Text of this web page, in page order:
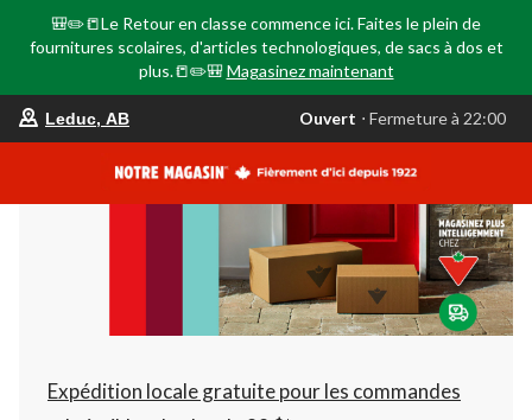
🎒✏️📒Le Retour en classe commence ici. Faites le plein de
fournitures scolaires, d'articles technologiques, de sacs à dos et
plus.📒✏️🎒 Magasinez maintenant
votre
est
AB,
Ouvert,
Fermeture
à
22:00
changer
Leduc, AB Ouvert ⋅ Fermeture à 22:00
Expédition locale gratuite pour les commandes